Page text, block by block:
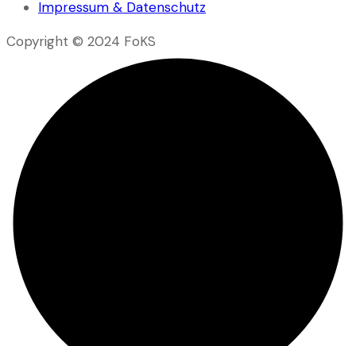
Impressum & Datenschutz
Copyright © 2024 FoKS